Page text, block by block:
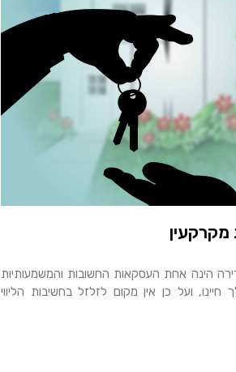
מקרקעין
הינה אחת העסקאות החשובות והמשמעותיות
ועל כן אין מקום לזלזל בחשיבות הליווי